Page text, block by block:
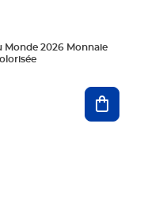
Monde 2026 Monnaie